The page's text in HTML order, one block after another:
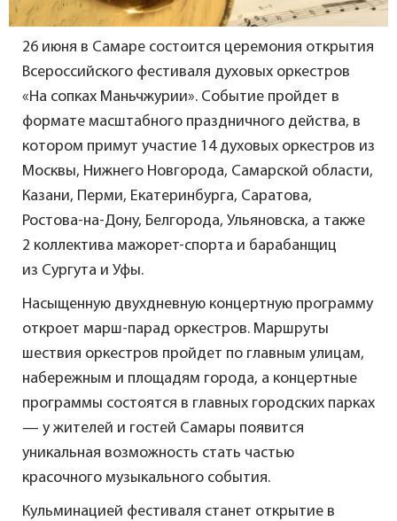
26 июня в Самаре состоится церемония открытия
Всероссийского фестиваля духовых оркестров
«На сопках Маньчжурии». Событие пройдет в
формате масштабного праздничного действа, в
котором примут участие 14 духовых оркестров из
Москвы, Нижнего Новгорода, Самарской области,
Казани, Перми, Екатеринбурга, Саратова,
Ростова-на-Дону, Белгорода, Ульяновска, а также
2 коллектива мажорет-спорта и барабанщиц
из Сургута и Уфы.
Насыщенную двухдневную концертную программу
откроет марш-парад оркестров. Маршруты
шествия оркестров пройдет по главным улицам,
набережным и площадям города, а концертные
программы состоятся в главных городских парках
— у жителей и гостей Самары появится
уникальная возможность стать частью
красочного музыкального события.
Кульминацией фестиваля станет открытие в